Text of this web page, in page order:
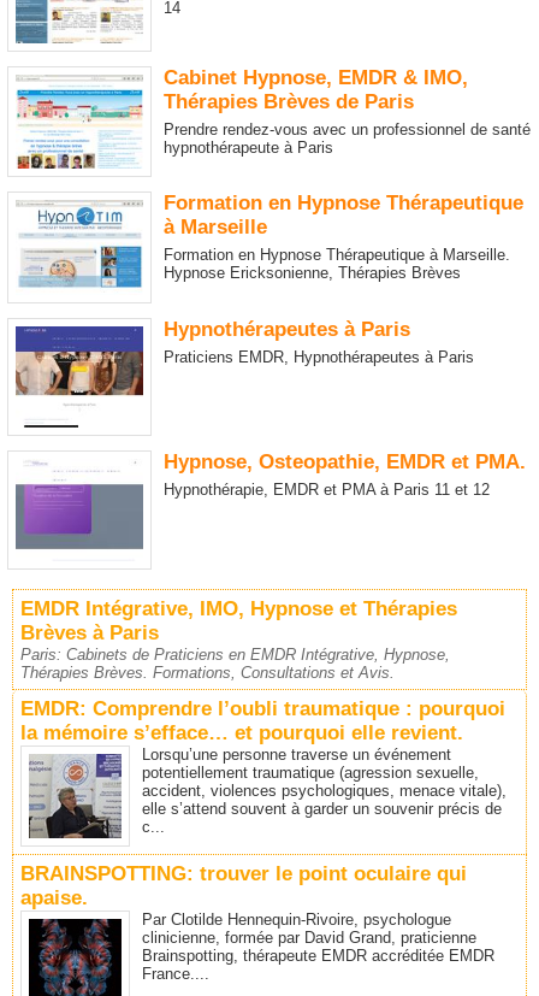
14
Cabinet Hypnose, EMDR & IMO,
Thérapies Brèves de Paris
Prendre rendez-vous avec un professionnel de santé
hypnothérapeute à Paris
Formation en Hypnose Thérapeutique
à Marseille
Formation en Hypnose Thérapeutique à Marseille.
Hypnose Ericksonienne, Thérapies Brèves
Hypnothérapeutes à Paris
Praticiens EMDR, Hypnothérapeutes à Paris
Hypnose, Osteopathie, EMDR et PMA.
Hypnothérapie, EMDR et PMA à Paris 11 et 12
EMDR Intégrative, IMO, Hypnose et Thérapies
Brèves à Paris
Paris: Cabinets de Praticiens en EMDR Intégrative, Hypnose,
Thérapies Brèves. Formations, Consultations et Avis.
EMDR: Comprendre l’oubli traumatique : pourquoi
la mémoire s’efface… et pourquoi elle revient.
Lorsqu’une personne traverse un événement
potentiellement traumatique (agression sexuelle,
accident, violences psychologiques, menace vitale),
elle s’attend souvent à garder un souvenir précis de
c...
BRAINSPOTTING: trouver le point oculaire qui
apaise.
Par Clotilde Hennequin-Rivoire, psychologue
clinicienne, formée par David Grand, praticienne
Brainspotting, thérapeute EMDR accréditée EMDR
France....